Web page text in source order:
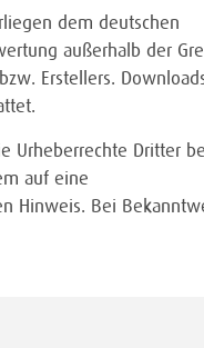
dem deutschen
außerhalb der
Erstellers.
Urheberrechte Dritter
auf eine
Hinweis. Bei